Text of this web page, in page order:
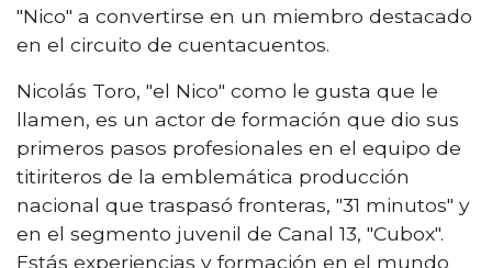
"Nico" a convertirse en un miembro destacado
en el circuito de cuentacuentos.
Nicolás Toro, "el Nico" como le gusta que le
llamen, es un actor de formación que dio sus
primeros pasos profesionales en el equipo de
titiriteros de la emblemática producción
nacional que traspasó fronteras, "31 minutos" y
en el segmento juvenil de Canal 13, "Cubox".
Estás experiencias y formación en el mundo